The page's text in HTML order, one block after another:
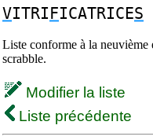
VITRIFICATRICES
Liste conforme à la
scrabble.
Modifier la liste
Liste précédente